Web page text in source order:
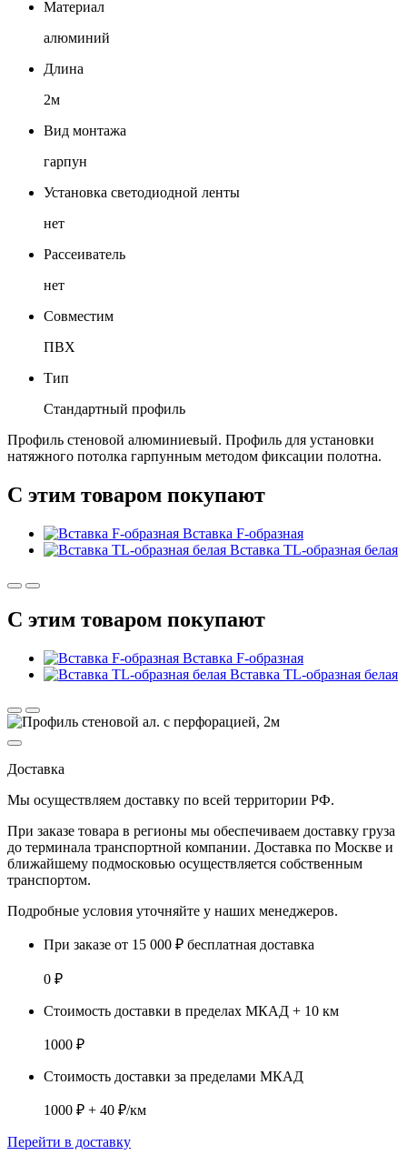
Материал
алюминий
Длина
2м
Вид монтажа
гарпун
Установка светодиодной ленты
нет
Рассеиватель
нет
Совместим
ПВХ
Тип
Стандартный профиль
Профиль стеновой алюминиевый. Профиль для установки
натяжного потолка гарпунным методом фиксации полотна.
С этим товаром покупают
Вставка F-образная
Вставка TL-образная белая
С этим товаром покупают
Вставка F-образная
Вставка TL-образная белая
Доставка
Мы осуществляем доставку по всей территории РФ.
При заказе товара в регионы мы обеспечиваем доставку груза
до терминала транспортной компании. Доставка по Москве и
ближайшему подмосковью осуществляется собственным
транспортом.
Подробные условия уточняйте у наших менеджеров.
При заказе от 15 000 ₽ бесплатная доставка
0 ₽
Стоимость доставки в пределах МКАД + 10 км
1000 ₽
Стоимость доставки за пределами МКАД
1000 ₽ + 40 ₽/км
Перейти в доставку